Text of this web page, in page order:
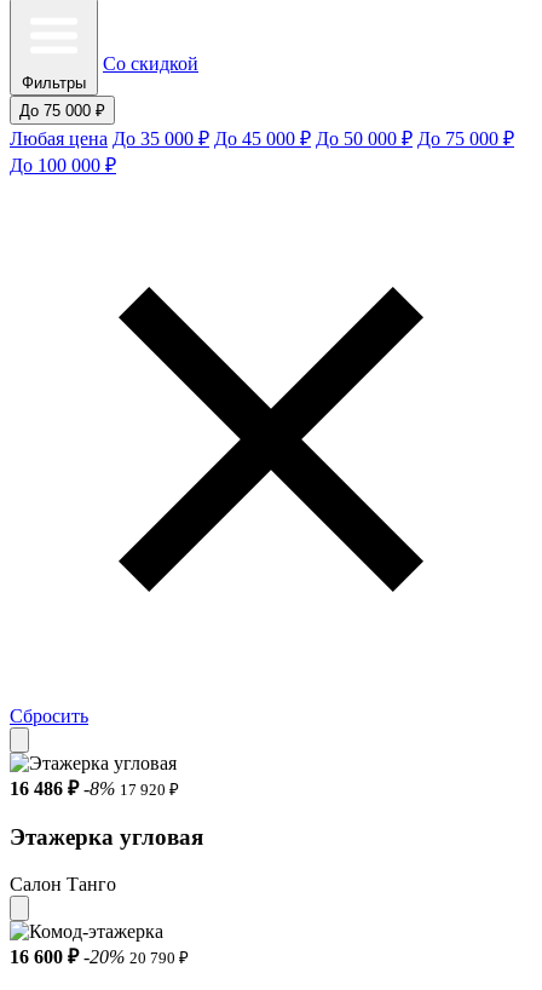
Фильтры
Со скидкой
До 75 000 ₽
Любая цена До 35 000 ₽ До 45 000 ₽ До 50 000 ₽ До 75 000 ₽
До 100 000 ₽
Сбросить
16 486 ₽ -8% 17 920 ₽
Этажерка угловая
Салон Танго
16 600 ₽ -20% 20 790 ₽